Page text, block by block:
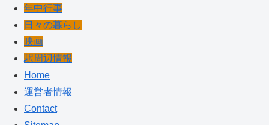
年中行事
日々の暮らし
映画
駅周辺情報
Home
運営者情報
Contact